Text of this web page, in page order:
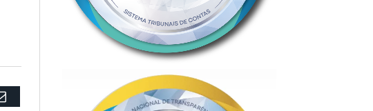
Email